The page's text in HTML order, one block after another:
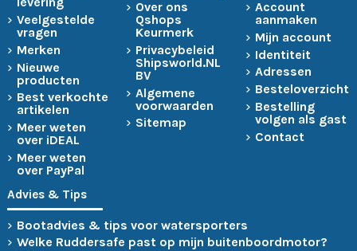
Veelgestelde
vragen
Merken
Nieuwe
producten
Best verkochte
artikelen
Meer weten
over iDEAL
Meer weten
over PayPal
Over ons
Qshops
Keurmerk
Privacybeleid
Shipsworld.NL
BV
Algemene
voorwaarden
Sitemap
Account
aanmaken
Mijn account
Identiteit
Adressen
Besteloverzicht
Bestelling
volgen als gast
Contact
Advies & Tips
Bootadvies & tips voor watersporters
Welke Ruddersafe past op mijn buitenboordmotor?